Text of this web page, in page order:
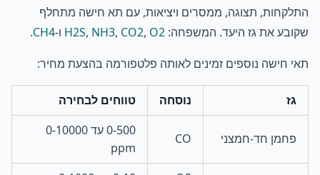
התלקחות, תצוגה, ממסרים ויציאות, עם תא חישה מתחלף
שקובע את גז היעד. המשפחה:
H2S, NH3, CO2, O2 ו-CH4
.
תאי חישה נוספים זמינים לאותה פלטפורמה בהצעת מחיר:
גז נוסחה טווחים לבחירה
פחמן חד-חמצני CO
0-500 עד 0-10000
ppm